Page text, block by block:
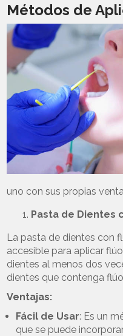
Métodos de
uno con sus propias
Pasta de Dientes
La pasta de dientes con
accesible para aplicar
dientes al menos dos
dientes que contenga
Ventajas:
Fácil de Usar: Es un
que se puede